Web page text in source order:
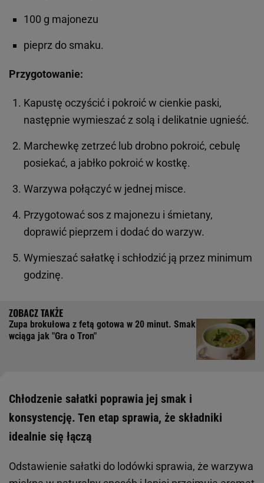
100 g majonezu
pieprz do smaku.
Przygotowanie:
Kapustę oczyścić i pokroić w cienkie paski,
następnie wymieszać z solą i delikatnie ugnieść.
Marchewkę zetrzeć lub drobno pokroić, cebulę
posiekać, a jabłko pokroić w kostkę.
Warzywa połączyć w jednej misce.
Przygotować sos z majonezu i śmietany,
doprawić pieprzem i dodać do warzyw.
Wymieszać sałatkę i schłodzić ją przez minimum
godzinę.
Zupa brokułowa z fetą gotowa w 20 minut. Smak
wciąga jak "Gra o Tron"
Chłodzenie sałatki poprawia jej smak i
konsystencję. Ten etap sprawia, że składniki
idealnie się łączą
Odstawienie sałatki do lodówki sprawia, że warzywa